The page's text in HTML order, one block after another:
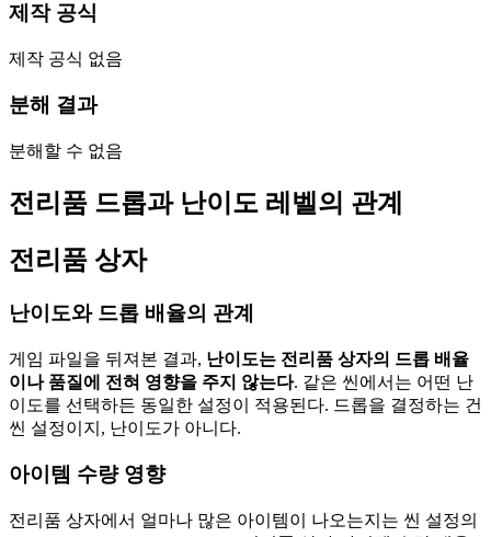
제작 공식
제작 공식 없음
분해 결과
분해할 수 없음
전리품 드롭과 난이도 레벨의 관계
전리품 상자
난이도와 드롭 배율의 관계
게임 파일을 뒤져본 결과, 난이도는 전리품 상자의 드롭 배율
이나 품질에 전혀 영향을 주지 않는다. 같은 씬에서는 어떤 난
이도를 선택하든 동일한 설정이 적용된다. 드롭을 결정하는 건
씬 설정이지, 난이도가 아니다.
아이템 수량 영향
전리품 상자에서 얼마나 많은 아이템이 나오는지는 씬 설정의